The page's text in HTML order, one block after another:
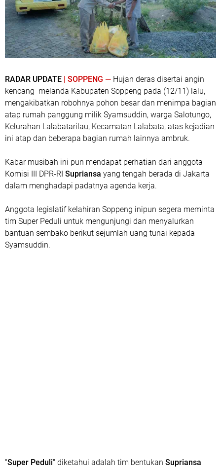
RADAR UPDATE | SOPPENG — Hujan deras disertai angin
kencang melanda Kabupaten Soppeng pada (12/11) lalu,
mengakibatkan robohnya pohon besar dan menimpa bagian
atap rumah panggung milik Syamsuddin, warga Salotungo,
Kelurahan Lalabatarilau, Kecamatan Lalabata, atas kejadian
ini atap dan beberapa bagian rumah lainnya ambruk.
Kabar musibah ini pun mendapat perhatian dari anggota
Komisi III DPR-RI Supriansa yang tengah berada di Jakarta
dalam menghadapi padatnya agenda kerja.
Anggota legislatif kelahiran Soppeng inipun segera meminta
tim Super Peduli untuk mengunjungi dan menyalurkan
bantuan sembako berikut sejumlah uang tunai kepada
Syamsuddin.
"Super Peduli" diketahui adalah tim bentukan Supriansa